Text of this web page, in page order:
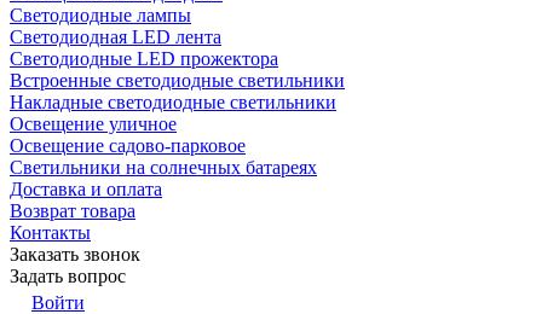
Светодиодные лампы
Светодиодная LED лента
Светодиодные LED прожектора
Встроенные светодиодные светильники
Накладные светодиодные светильники
Освещение уличное
Освещение садово-парковое
Светильники на солнечных батареях
Доставка и оплата
Возврат товара
Контакты
Заказать звонок
Задать вопрос
Войти